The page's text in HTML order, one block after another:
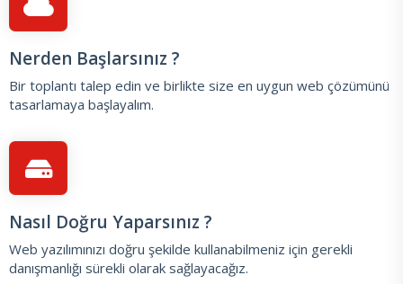
Nerden Başlarsınız ?
Bir toplantı talep edin ve birlikte size en uygun web çözümünü
tasarlamaya başlayalım.
Nasıl Doğru Yaparsınız ?
Web yazılımınızı doğru şekilde kullanabilmeniz için gerekli
danışmanlığı sürekli olarak sağlayacağız.